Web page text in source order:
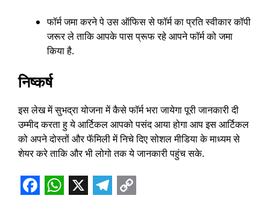
फॉर्म जमा करने पे उस ऑफिस से फॉर्म का प्रति स्वीकार कॉपी
जरूर ले ताकि आपके पास प्रूफ रहे आपने फॉर्म को जमा
किया है.
निष्कर्ष
इस लेख में सुभद्रा योजना में कैसे फॉर्म भरा जायेगा पूरी जानकारी दी
उम्मीद करता हु ये आर्टिकल आपको पसंद आया होगा आप इस आर्टिकल
को अपने दोस्तों और फॅमिली में निचे दिए सोशल मीडिया के माध्यम से
शेयर करे ताकि और भी लोगो तक ये जानकारी पहुंच सके.